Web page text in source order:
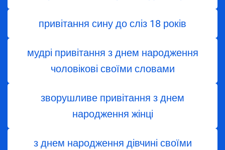
привітання сину до сліз 18 років
мудрі привітання з днем народження
чоловікові своїми словами
зворушливе привітання з днем
народження жінці
з днем ​​народження дівчині своїми